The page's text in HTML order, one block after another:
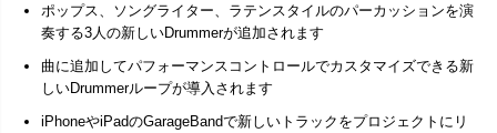
ポップス、ソングライター、ラテンスタイルのパーカッションを演
奏する3人の新しいDrummerが追加されます
曲に追加してパフォーマンスコントロールでカスタマイズできる新
しいDrummerループが導入されます
iPhoneやiPadのGarageBandで新しいトラックをプロジェクトにリ